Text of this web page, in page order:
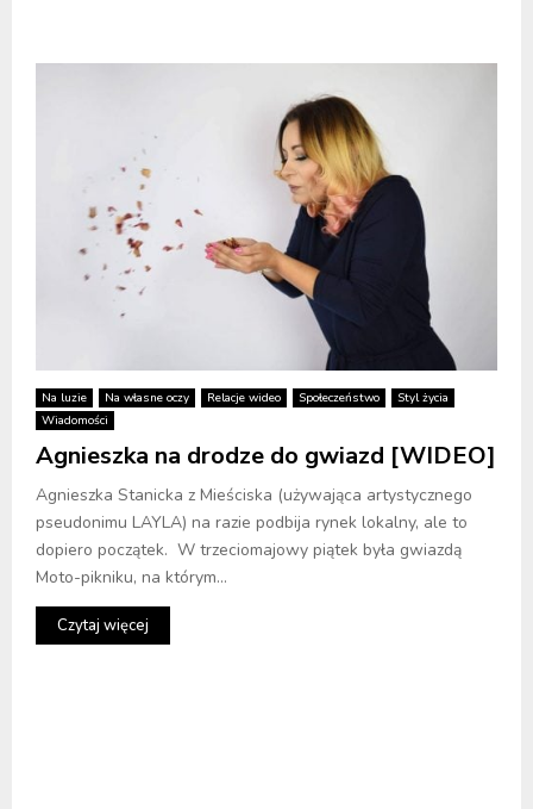
Na luzie Na własne oczy Relacje wideo Społeczeństwo
Styl życia
Wiadomości
Agnieszka na drodze do gwiazd [WIDEO]
Agnieszka Stanicka z Mieściska (używająca artystycznego
pseudonimu LAYLA) na razie podbija rynek lokalny, ale to
dopiero początek. W trzeciomajowy piątek była gwiazdą
Moto-pikniku, na którym...
Czytaj więcej